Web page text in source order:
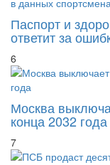
Паспорт и
ответит за
6
Москва
конца 2032 года
7